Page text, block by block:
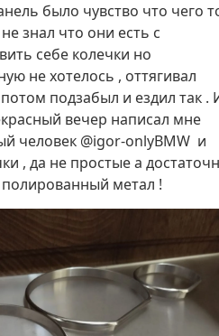
было чувство что чего
знал что они есть с
себе колечки но
не хотелось , оттягивал
подзабыл и ездил так .
вечер написал мне
человек @igor-onlyBMW и
, да не простые а
метал !